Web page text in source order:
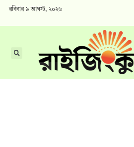
রবিবার ৯ আগস্ট, ২০২৬